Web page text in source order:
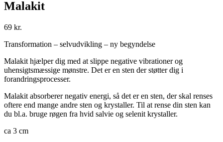
Malakit
69 kr.
Transformation – selvudvikling – ny begyndelse
Malakit hjælper dig med at slippe negative vibrationer og
uhensigtsmæssige mønstre. Det er en sten der støtter dig i
forandringsprocesser.
Malakit absorberer negativ energi, så det er en sten, der skal renses
oftere end mange andre sten og krystaller. Til at rense din sten kan
du bl.a. bruge røgen fra hvid salvie og selenit krystaller.
ca 3 cm